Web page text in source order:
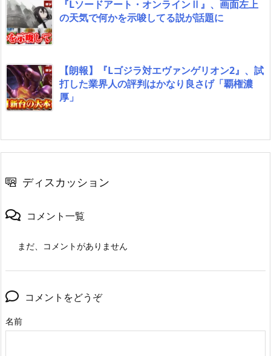
『Lソードアート・オンラインⅡ』、画面左上
の天気で何かを示唆してる説が話題に
【朗報】『Lゴジラ対エヴァンゲリオン2』、試
打した業界人の評判はかなり良さげ「覇権濃
厚」
ディスカッション
コメント一覧
まだ、コメントがありません
コメントをどうぞ
名前